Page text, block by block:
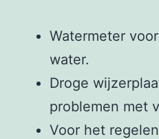
Watermeter
water.
Droge
problemen met
Voor het